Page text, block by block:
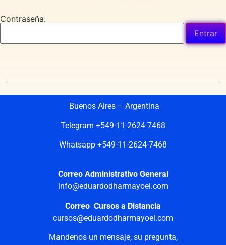
Contraseña:
Buenos Aires – Argentina
Telegram +549-11-2624-7468
Whatsapp +549-11-2624-7468
Correo Administrativo General
info@eduardodharmayoel.com
Correo Cursos a Distancia
cursos@eduardodharmayoel.com
Mandenos un mensaje, su pregunta,